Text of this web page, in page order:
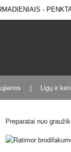
-
Ligų ir
Preparatai nuo